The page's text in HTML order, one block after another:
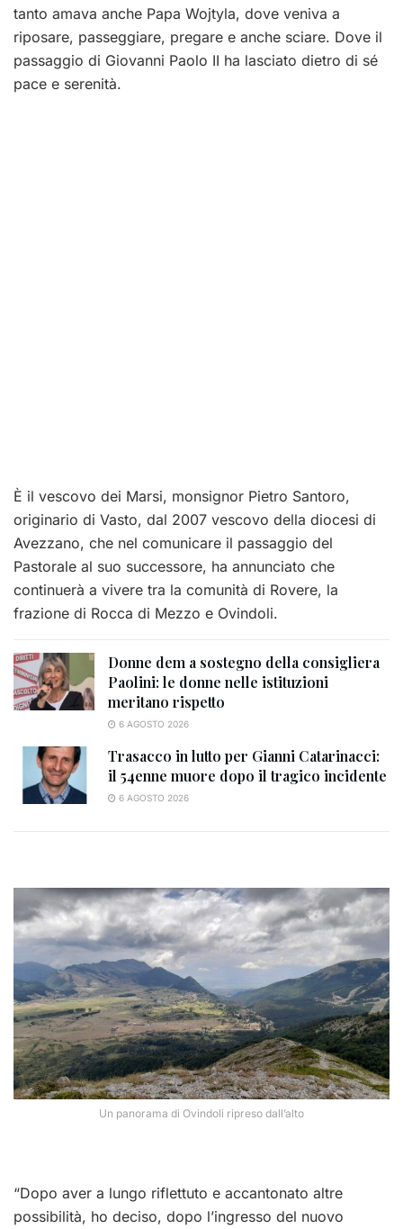
tanto amava anche Papa Wojtyla, dove veniva a
riposare, passeggiare, pregare e anche sciare. Dove il
passaggio di Giovanni Paolo II ha lasciato dietro di sé
pace e serenità.
È il vescovo dei Marsi, monsignor Pietro Santoro,
originario di Vasto, dal 2007 vescovo della diocesi di
Avezzano, che nel comunicare il passaggio del
Pastorale al suo successore, ha annunciato che
continuerà a vivere tra la comunità di Rovere, la
frazione di Rocca di Mezzo e Ovindoli.
Donne dem a sostegno della consigliera
Paolini: le donne nelle istituzioni
meritano rispetto
6 AGOSTO 2026
Trasacco in lutto per Gianni Catarinacci:
il 54enne muore dopo il tragico incidente
6 AGOSTO 2026
Un panorama di Ovindoli ripreso dall’alto
“Dopo aver a lungo riflettuto e accantonato altre
possibilità, ho deciso, dopo l’ingresso del nuovo